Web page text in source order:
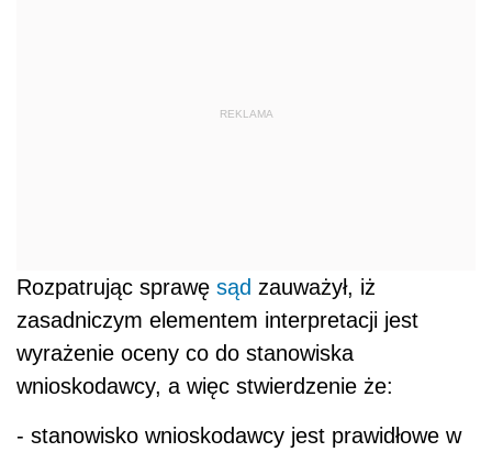
REKLAMA
Rozpatrując sprawę sąd zauważył, iż
zasadniczym elementem interpretacji jest
wyrażenie oceny co do stanowiska
wnioskodawcy, a więc stwierdzenie że:
- stanowisko wnioskodawcy jest prawidłowe w